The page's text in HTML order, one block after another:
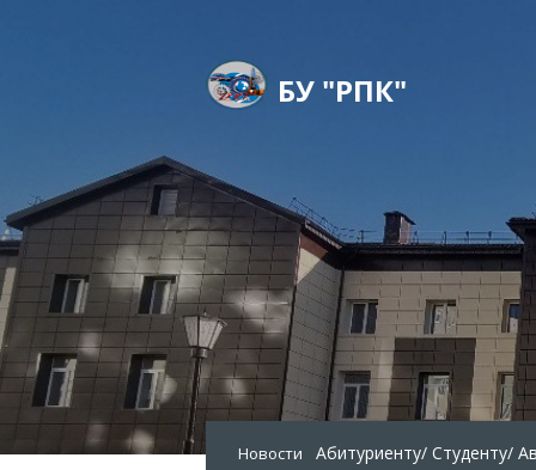
БУ "РПК"
Новости Абитуриенту/ Студенту/